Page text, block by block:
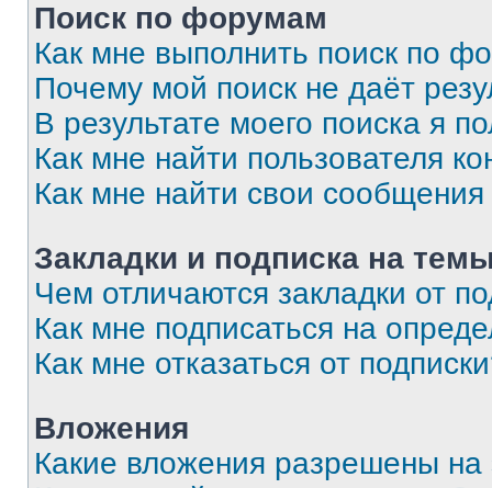
Поиск по форумам
Как мне выполнить поиск по
Почему мой поиск не даёт
В результате моего поиска я
Как мне найти пользователя
Как мне найти свои
Закладки и подписка на
Чем отличаются закладки от
Как мне подписаться на
Как мне отказаться от
Вложения
Какие вложения разрешены